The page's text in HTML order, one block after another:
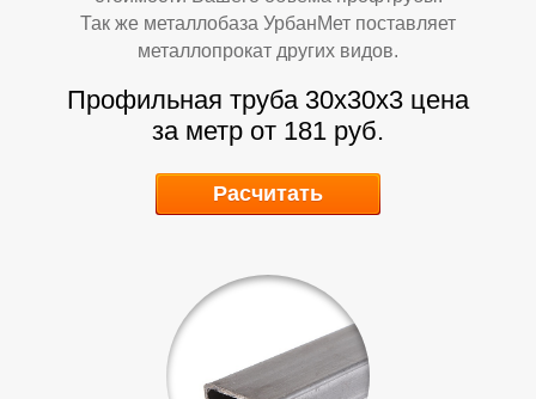
Р
Так же металлобаза УрбанМет поставляет
металлопрокат других видов.
Профильная труба 30х30х3 цена
за метр от 181 руб.
Расчитать
Р